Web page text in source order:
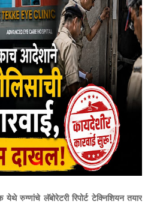
रुग्णांचे लॅबोरेटरी रिपोर्ट टेक्निशियन तयार